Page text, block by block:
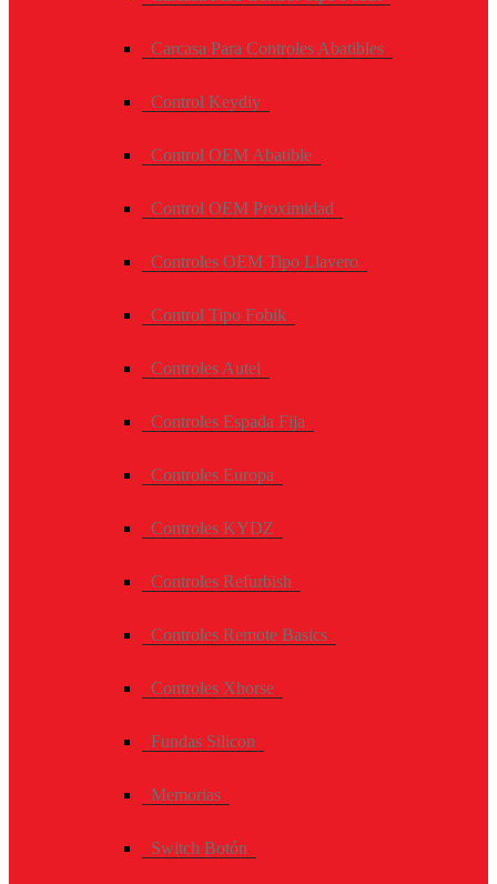
Carcasa Para Controles Abatibles
Control Keydiy
Control OEM Abatible
Control OEM Proximidad
Controles OEM Tipo Llavero
Control Tipo Fobik
Controles Autel
Controles Espada Fija
Controles Europa
Controles KYDZ
Controles Refurbish
Controles Remote Basics
Controles Xhorse
Fundas Silicon
Memorias
Switch Botón